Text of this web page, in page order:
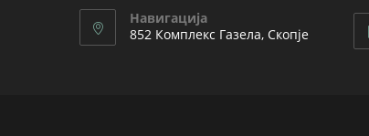
Навигација
852 Комплекс Газела, Скопје